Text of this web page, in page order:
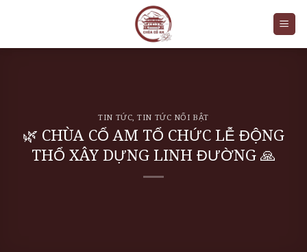
TIN TỨC,TIN TỨC NỔI BẬT
🌿 CHÙA CỔ AM TỔ CHỨC LỄ ĐỘNG
THỔ XÂY DỰNG LINH ĐƯỜNG 🙏